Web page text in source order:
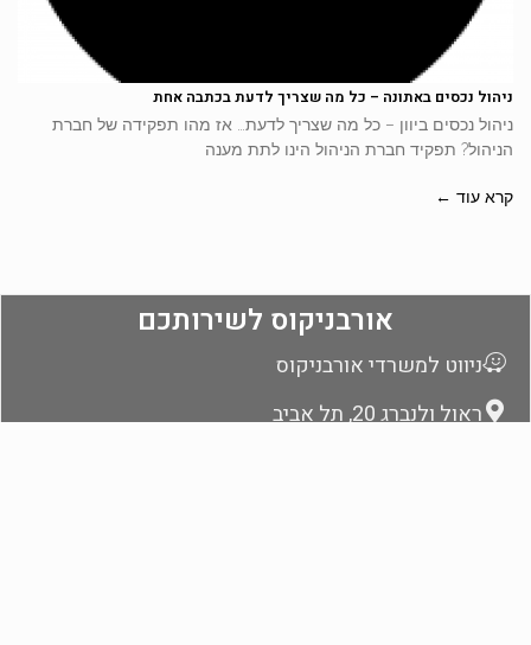
ניהול נכסים באתונה – כל מה שצריך לדעת בכתבה אחת
ניהול נכסים ביוון – כל מה שצריך לדעת… אז מהו תפקידה של חברת
הניהול? תפקיד חברת הניהול הינו לתת מענה
קרא עוד ←
אורבניקוס לשירותכם
ניווט למשרדי אורבניקוס
ראול ולנברג 20, תל אביב